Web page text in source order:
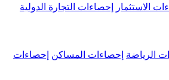
الاستثمار إحصاءات التجارة الدولية
الرياضة إحصاءات المساكن إحصاءات